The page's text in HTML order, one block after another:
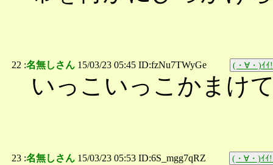
22 :名無しさん 15/03/23 05:45 ID:fzNu7TWyGe (・∀・)ｲｲ
いっこいっこかまけ
23 :名無しさん 15/03/23 05:53 ID:6S_mgg7qRZ (・∀・)ｲｲ